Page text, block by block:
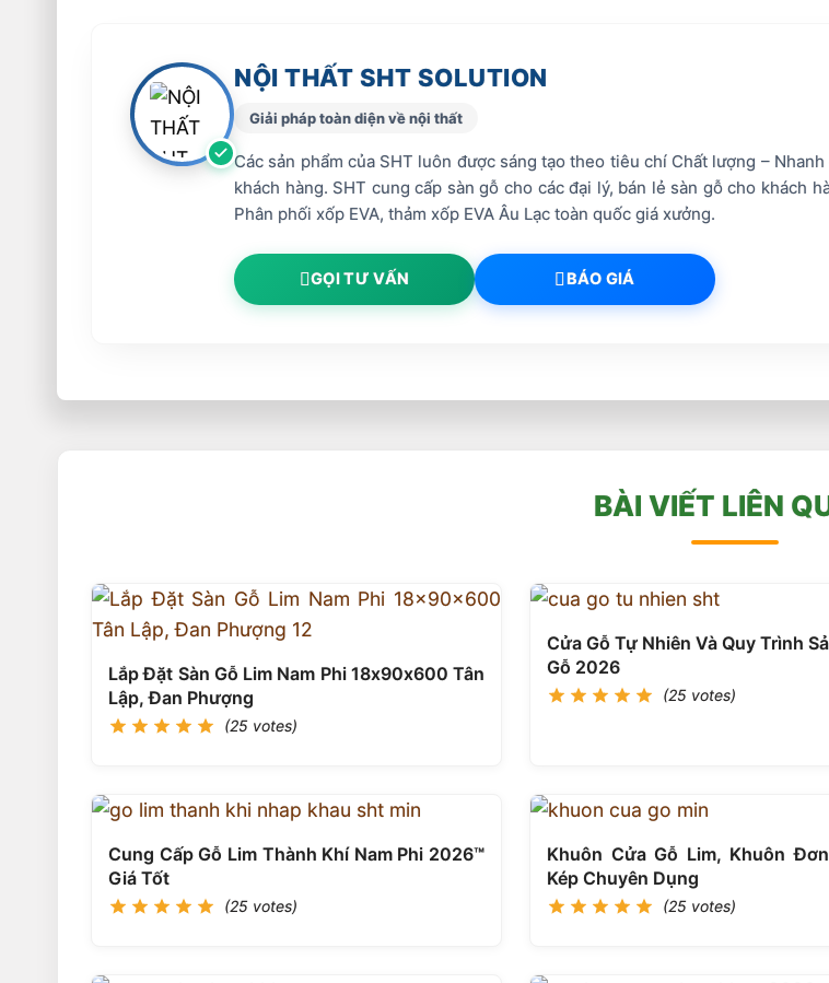
NỘI THẤT SHT SOLUTION
Giải pháp toàn diện về nội thất
Các sản phẩm của SHT luôn được sáng tạo theo tiêu chí Chất lượng –
khách hàng. SHT cung cấp sàn gỗ cho các đại lý, bán lẻ sàn gỗ cho khách
Phân phối xốp EVA, thảm xốp EVA Âu Lạc toàn quốc giá xưởng.
GỌI TƯ VẤN BÁO GIÁ
BÀI VIẾT LIÊN
Lắp Đặt Sàn Gỗ Lim Nam Phi 18x90x600 Tân
Lập, Đan Phượng
(25 votes)
Cửa Gỗ Tự Nhiên Và Quy Trình
Gỗ 2026
(25 votes)
Cung Cấp Gỗ Lim Thành Khí Nam Phi 2026™
Giá Tốt
(25 votes)
Khuôn Cửa Gỗ Lim, Khuôn
Kép Chuyên Dụng
(25 votes)